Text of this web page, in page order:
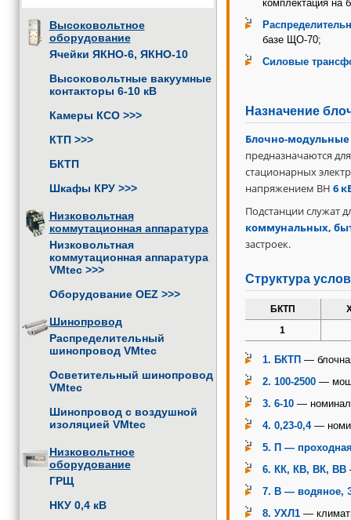
Высоковольтное
оборудование
Ячейки ЯКНО-6, ЯКНО-10
Высоковольтные вакуумные
контакторы 6-10 кВ
Камеры КСО >>>
КТП >>>
БКТП
Шкафы КРУ >>>
Низковольтная
коммутационная аппаратура
Низковольтная
коммутационная аппаратура
VMtec >>>
Оборудование OEZ >>>
Шинопровод
Распределительный
шинопровод VMtec
Осветительный шинопровод
VMtec
Шинопровод с воздушной
изоляцией VMtec
Низковольтное
оборудование
ГРЩ
НКУ 0,4 кВ
комплектация на
базе ЩО-70;
Силовые
Назначение
Блочно-
предназначаются
стационарных
напряжением ВН 6
Подстанции служат
коммунальных,
застроек.
Структура
БКТП
1
1. БКТП —
2. 100-2500—
3. 6-10—
4. 0,23-0,4—
5. П —
6. КК, КВ, ВК, ВВ
7. В — водяное,
8. УХЛ1—